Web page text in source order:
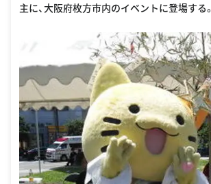
主に、大阪府枚方市内のイベントに登場する。